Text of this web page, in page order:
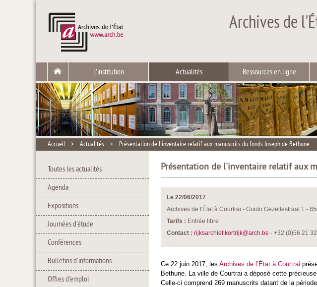
Archives de
L'institution Actualités Ressources en ligne
Accueil > Actualités > Présentation de l'inventaire relatif aux manuscrits du fonds Joseph de Bethune
Toutes les actualités
Agenda
Expositions
Journées d'étude
Conférences
Bulletins d'informations
Offres d'emploi
Présentation de l'inventaire relatif aux
Le 22/06/2017
Archives de l'État à Courtrai - Guido Gezellestraat 1 -
Tarifs : Entrée libre
Contact : rijksarchief.kortrijk@arch.be - +32 (0)56 21
Ce 22 juin 2017, les Archives de l’État à Courtrai
Bethune. La ville de Courtrai a déposé cette
Celle-ci comprend 269 manuscrits datant de la